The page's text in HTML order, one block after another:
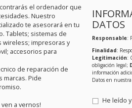
el ordenador que
Nuestro
te asesorará en tu
Tablets; sistemas de
wireless; impresoras y
accesorios para
de reparación de
marcas. Pide
a vernos!
DATOS
Responsable:
Finalidad:
Legitimación:
obligación legal;
información
Datos en nuestra
He leído